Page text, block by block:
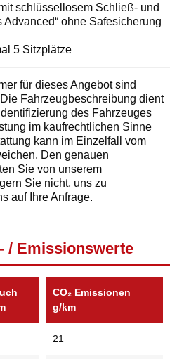
schlüssellosem Schließ- und
Advanced“ ohne Safesicherung
5 Sitzplätze
für dieses Angebot sind
Fahrzeugbeschreibung dient
des Fahrzeuges
im kaufrechtlichen Sinne
kann im Einzelfall vom
Den genauen
Sie von unserem
Sie nicht, uns zu
auf Ihre Anfrage.
/ Emissionswerte
CO₂ Emissionen
g/km
21